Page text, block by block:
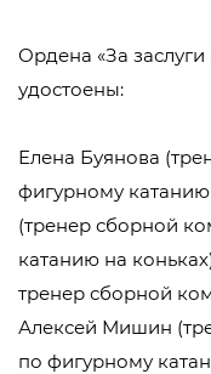
Ордена «За
удостоены:
Елена Буянова
фигурному
(тренер сборной
катанию на
тренер сборной
Алексей Мишин
по фигурному